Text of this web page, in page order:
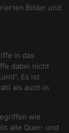
Bilder und
in das
dabei nicht
Es ist
als auch in
wie
alle Quer- und